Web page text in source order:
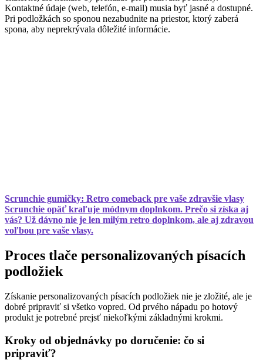
Kontaktné údaje (web, telefón, e-mail) musia byť jasné a dostupné.
Pri podložkách so sponou nezabudnite na priestor, ktorý zaberá
spona, aby neprekrývala dôležité informácie.
Scrunchie gumičky: Retro comeback pre vaše zdravšie vlasy
Scrunchie opäť kraľuje módnym doplnkom. Prečo si získa aj
vás? Už dávno nie je len milým retro doplnkom, ale aj zdravou
voľbou pre vaše vlasy.
Proces tlače personalizovaných písacích
podložiek
Získanie personalizovaných písacích podložiek nie je zložité, ale je
dobré pripraviť si všetko vopred. Od prvého nápadu po hotový
produkt je potrebné prejsť niekoľkými základnými krokmi.
Kroky od objednávky po doručenie: čo si
pripraviť?